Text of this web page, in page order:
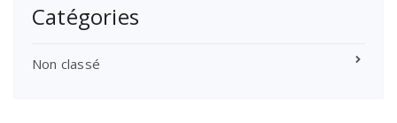
Catégories
Non classé